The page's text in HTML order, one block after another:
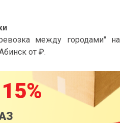
между городами" на
от ₽.